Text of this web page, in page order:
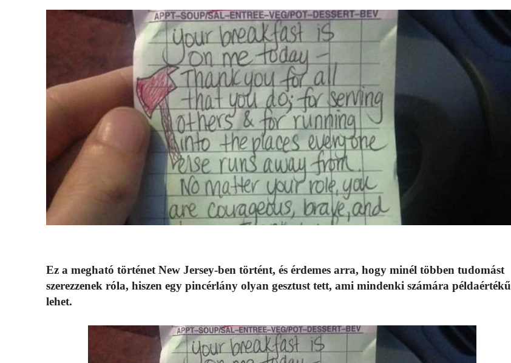
Ez a megható történet New Jersey-ben történt, és érdemes arra, hogy minél többen tudomást
szerezzenek róla, hiszen egy pincérlány olyan gesztust tett, ami mindenki számára példaértékű
lehet.